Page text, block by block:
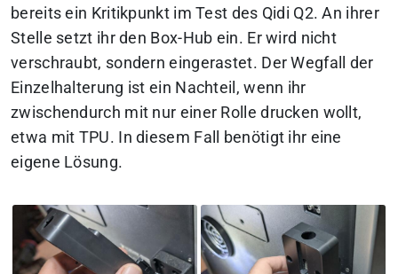
bereits ein Kritikpunkt im Test des Qidi Q2. An ihrer
Stelle setzt ihr den Box-Hub ein. Er wird nicht
verschraubt, sondern eingerastet. Der Wegfall der
Einzelhalterung ist ein Nachteil, wenn ihr
zwischendurch mit nur einer Rolle drucken wollt,
etwa mit TPU. In diesem Fall benötigt ihr eine
eigene Lösung.